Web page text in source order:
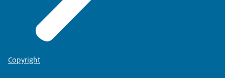
Copyright